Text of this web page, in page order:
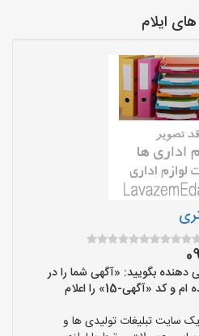
ایلام
دهنده بگویید: «آگهی شما را در
سایت «لوازم اداری ها» دیده ام و کد «آگهی-15» را اعلام
سایت تبلیغات تولیدی ها و